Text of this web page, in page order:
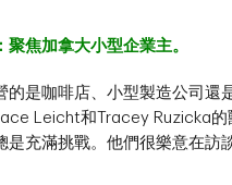
聚焦加拿大小型企業主。
的是咖啡店、小型製造公司還
Leicht和Tracey Ruzicka的
是充滿挑戰。他們很樂意在訪